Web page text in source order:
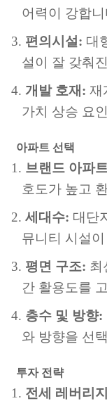
어력이 강합니
편의시설: 대
설이 잘 갖춰
개발 호재: 재
가치 상승 요
아파트 선택
브랜드 아파
호도가 높고
세대수: 대단
뮤니티 시설
평면 구조: 최
간 활용도를
층수 및 방향:
와 방향을 선
투자 전략
전세 레버리